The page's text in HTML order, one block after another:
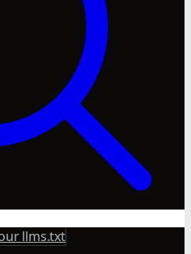
llms.txt